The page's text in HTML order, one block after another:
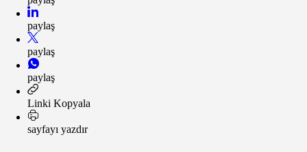
paylaş
paylaş
paylaş
Linki Kopyala
sayfayı yazdır